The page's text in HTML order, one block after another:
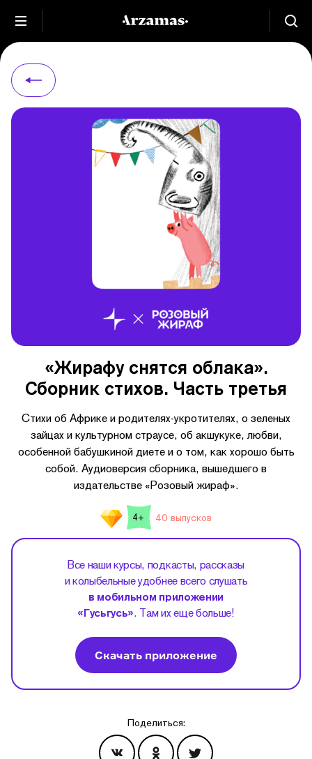
«Жирафу снятся облака».
Сборник стихов. Часть третья
Стихи об Африке и родителях-укротителях, о зеленых
зайцах и культурном страусе, об акшукуке, любви,
особенной бабушкиной диете и о том, как хорошо быть
собой. Аудиоверсия сборника, вышедшего в
издательстве «Розовый жираф».
4+ 40 выпусков
Все наши курсы, подкасты, рассказы
и колыбельные удобнее всего слушать
в мобильном приложении
«Гусьгусь». Там их еще больше!
Скачать приложение
Поделиться: